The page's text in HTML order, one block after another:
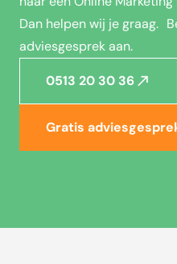
Dan helpen wij je graag.
adviesgesprek aan.
0513 20 30 36
Gratis